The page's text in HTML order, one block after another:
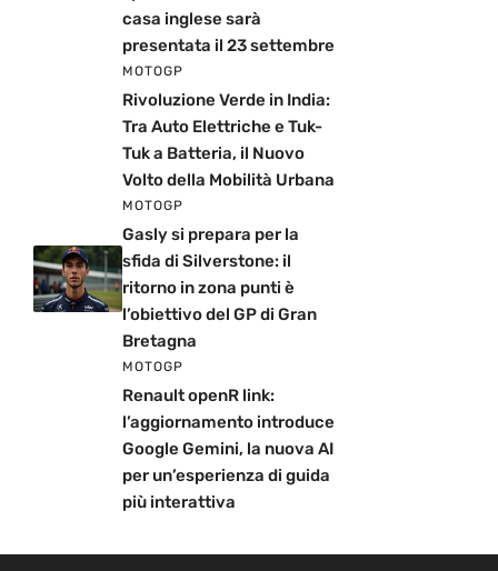
casa inglese sarà
presentata il 23 settembre
MOTOGP
Rivoluzione Verde in India:
Tra Auto Elettriche e Tuk-
Tuk a Batteria, il Nuovo
Volto della Mobilità Urbana
MOTOGP
Gasly si prepara per la
sfida di Silverstone: il
ritorno in zona punti è
l’obiettivo del GP di Gran
Bretagna
MOTOGP
Renault openR link:
l’aggiornamento introduce
Google Gemini, la nuova AI
per un’esperienza di guida
più interattiva